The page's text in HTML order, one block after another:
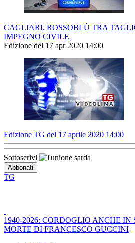
CAGLIARI, ROSSOBLÙ TRA
IMPEGNO CIVILE
Edizione del 17 apr 2020 14:00
Edizione TG del 17 aprile 2020 14:00
Sottoscrivi
TG
1940-2026: CORDOGLIO ANCHE IN
MORTE DI FRANCESCO GUCCINI